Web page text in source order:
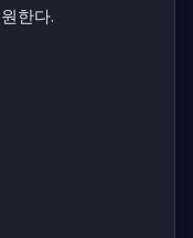
한다.